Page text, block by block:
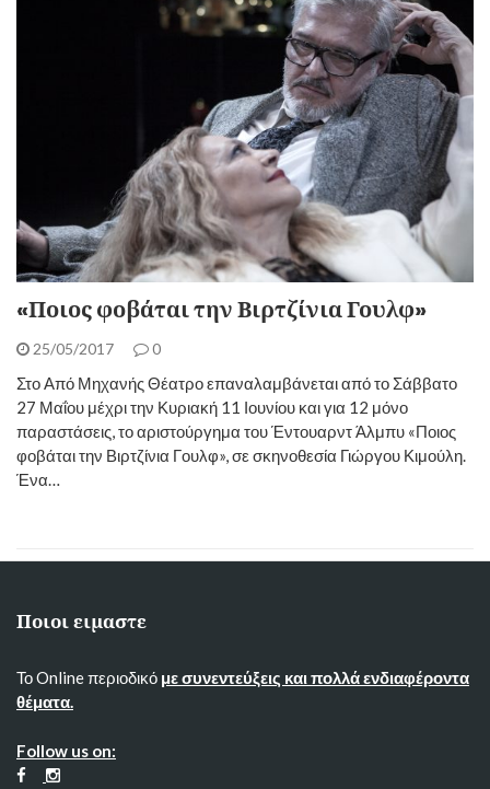
«Ποιος φοβάται την Βιρτζίνια Γουλφ»
25/05/2017 0
Στο Από Μηχανής Θέατρο επαναλαμβάνεται από το Σάββατο
27 Μαΐου μέχρι την Κυριακή 11 Ιουνίου και για 12 μόνο
παραστάσεις, το αριστούργημα του Έντουαρντ Άλμπυ «Ποιος
φοβάται την Βιρτζίνια Γουλφ», σε σκηνοθεσία Γιώργου Κιμούλη.
Ένα…
Ποιοι ειμαστε
Το Online περιοδικό με συνεντεύξεις και πολλά ενδιαφέροντα
θέματα.
Follow us on: